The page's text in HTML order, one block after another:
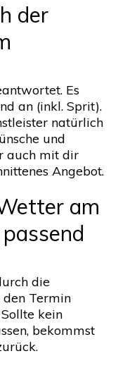
der
Es
an (inkl. Sprit).
natürlich
und
auch mit dir
Angebot.
am
die
Termin
kein
bekommst